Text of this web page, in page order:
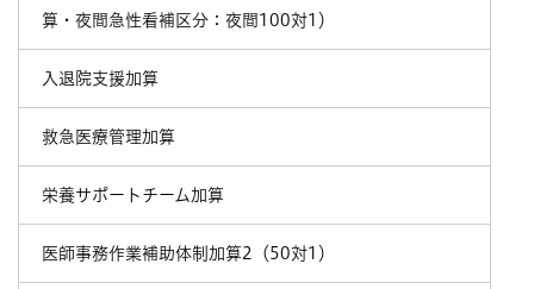
算・夜間急性看補区分：夜間100対1）
入退院支援加算
救急医療管理加算
栄養サポートチーム加算
医師事務作業補助体制加算2（50対1）